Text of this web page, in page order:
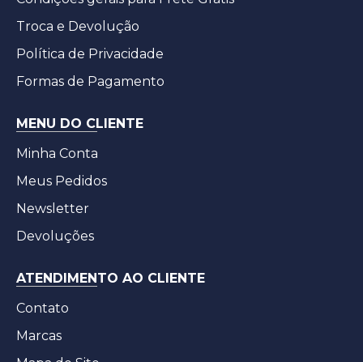
Troca e Devolução
Política de Privacidade
Formas de Pagamento
MENU DO CLIENTE
Minha Conta
Meus Pedidos
Newsletter
Devoluções
ATENDIMENTO AO CLIENTE
Contato
Marcas